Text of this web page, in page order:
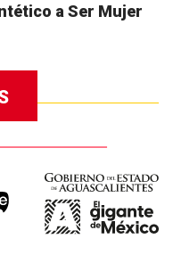
a Ser Mujer